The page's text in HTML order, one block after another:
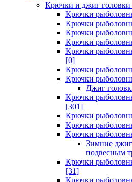
Крючки и джиг
Крючки
Крючки
Крючки
Крючки
Крючки
[0]
Крючки
Крючки
Джиг
Крючки
[301]
Крючки
Крючки
Крючки
Зимние
подвесным
Крючки
[31]